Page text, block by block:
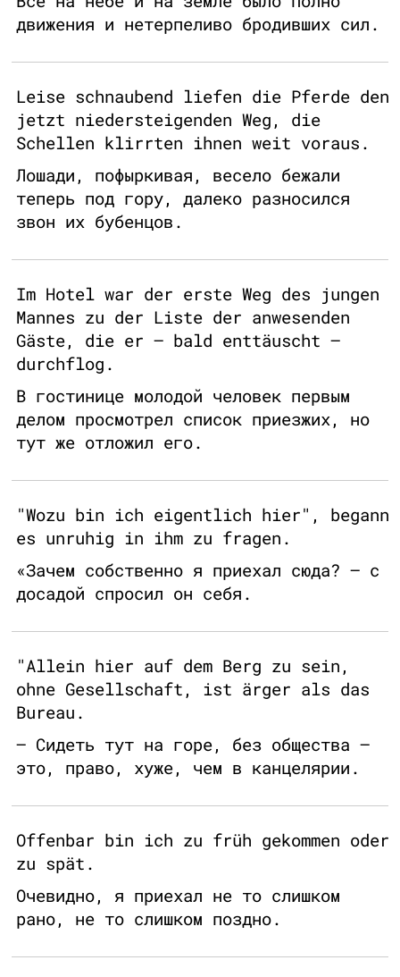
движения и нетерпеливо бродивших сил.
Leise schnaubend liefen die Pferde den
jetzt niedersteigenden Weg, die
Schellen klirrten ihnen weit voraus.
Лошади, пофыркивая, весело бежали
теперь под гору, далеко разносился
звон их бубенцов.
Im Hotel war der erste Weg des jungen
Mannes zu der Liste der anwesenden
Gäste, die er – bald enttäuscht –
durchflog.
В гостинице молодой человек первым
делом просмотрел список приезжих, но
тут же отложил его.
"Wozu bin ich eigentlich hier", begann
es unruhig in ihm zu fragen.
«Зачем собственно я приехал сюда? – с
досадой спросил он себя.
"Allein hier auf dem Berg zu sein,
ohne Gesellschaft, ist ärger als das
Bureau.
– Сидеть тут на горе, без общества –
это, право, хуже, чем в канцелярии.
Offenbar bin ich zu früh gekommen oder
zu spät.
Очевидно, я приехал не то слишком
рано, не то слишком поздно.